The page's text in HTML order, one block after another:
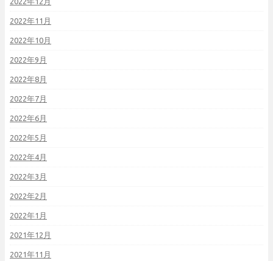
2022年11月
2022年10月
2022年9月
2022年8月
2022年7月
2022年6月
2022年5月
2022年4月
2022年3月
2022年2月
2022年1月
2021年12月
2021年11月